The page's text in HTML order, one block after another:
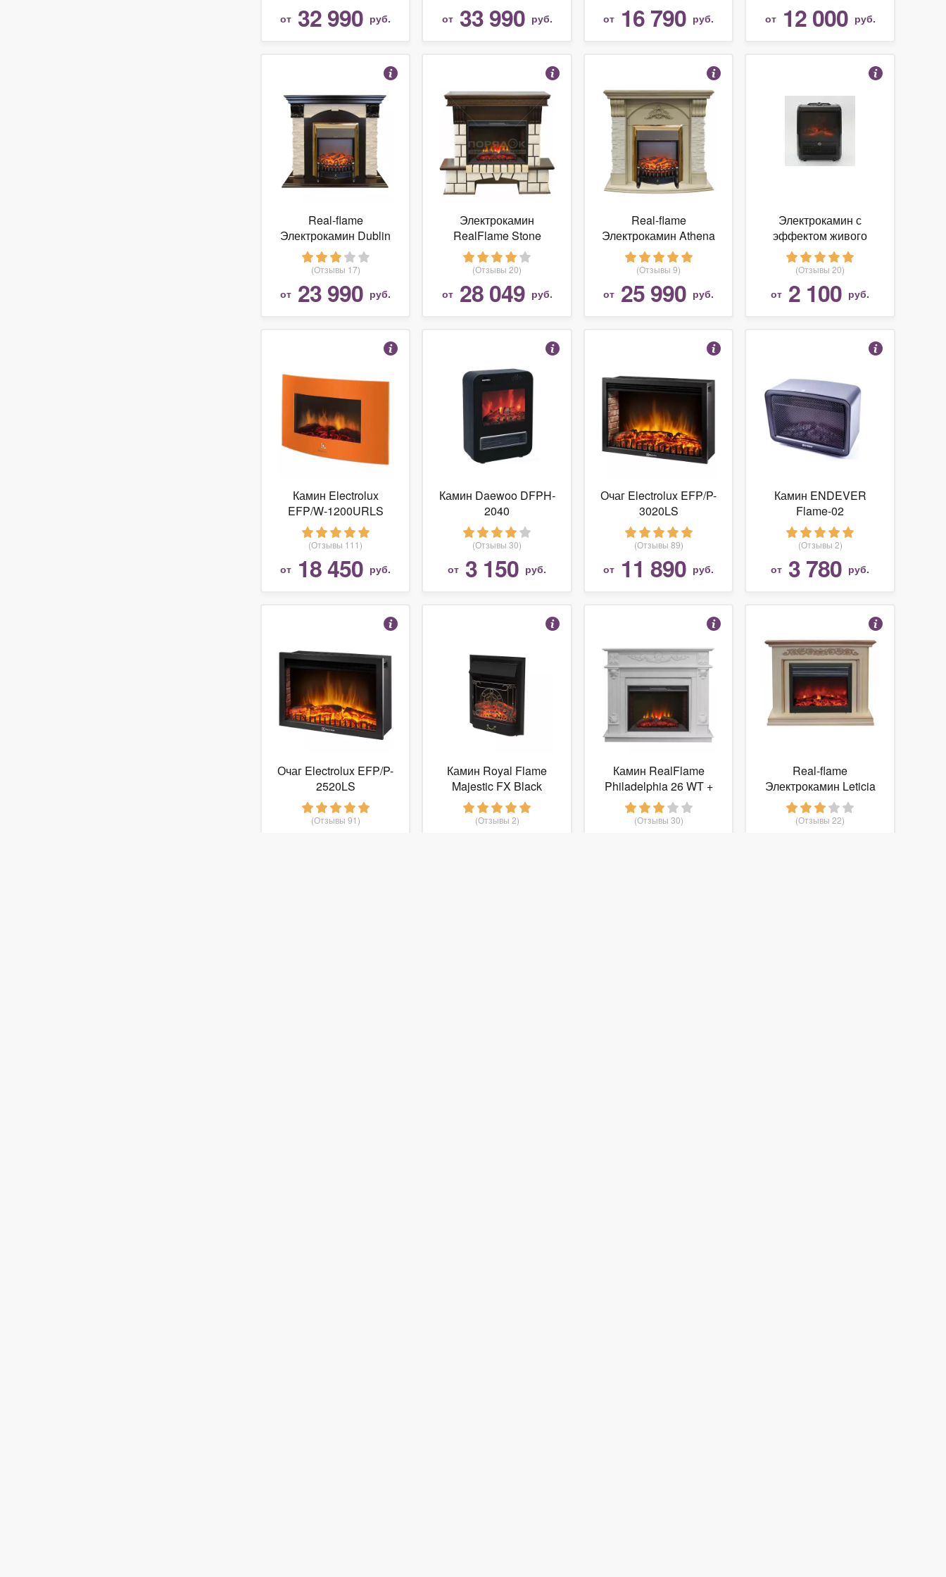
от 32 990 руб. от 33 990 руб. от 16 790 руб. от 12 000 руб.
Real-flame
Электрокамин Dublin
Lux STD
(Отзывы 17)
от 23 990 руб.
Электрокамин
RealFlame Stone
FS25/25'5 АО + Sparta
25'5
(Отзывы 20)
от 28 049 руб.
Real-flame
Электрокамин Athena
STD
(Отзывы 9)
от 25 990 руб.
Электрокамин с
эффектом живого
огня «Уютный дом»
(Отзывы 20)
от 2 100 руб.
Камин Electrolux
EFP/W-1200URLS
(Отзывы 111)
от 18 450 руб.
Камин Daewoo DFPH-
2040
(Отзывы 30)
от 3 150 руб.
Очаг Electrolux EFP/P-
3020LS
(Отзывы 89)
от 11 890 руб.
Камин ENDEVER
Flame-02
(Отзывы 2)
от 3 780 руб.
Очаг Electrolux EFP/P-
2520LS
(Отзывы 91)
Камин Royal Flame
Majestic FX Black
(Отзывы 2)
Камин RealFlame
Philadelphia 26 WT +
Sparta 25,5
(Отзывы 30)
Real-flame
Электрокамин Leticia
26
(Отзывы 22)